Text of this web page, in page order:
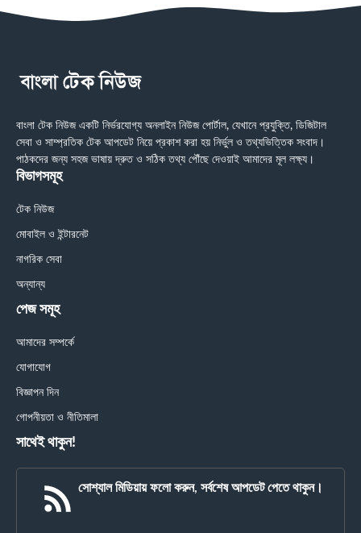
বাংলা টেক নিউজ একটি নির্ভরযোগ্য অনলাইন নিউজ পোর্টাল, যেখানে প্রযুক্তি, ডিজিটাল
সেবা ও সাম্প্রতিক টেক আপডেট নিয়ে প্রকাশ করা হয় নির্ভুল ও তথ্যভিত্তিক সংবাদ।
পাঠকদের জন্য সহজ ভাষায় দ্রুত ও সঠিক তথ্য পৌঁছে দেওয়াই আমাদের মূল লক্ষ্য।
বিভাগসমূহ
টেক নিউজ
মোবাইল ও ইন্টারনেট
নাগরিক সেবা
অন্যান্য
পেজ সমূহ
আমাদের সম্পর্কে
যোগাযোগ
বিজ্ঞাপন দিন
গোপনীয়তা ও নীতিমালা
সাথেই থাকুন!
সোশ্যাল মিডিয়ায় ফলো করুন, সর্বশেষ আপডেট পেতে থাকুন।